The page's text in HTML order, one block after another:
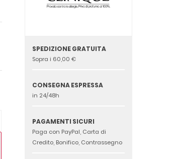
SPEDIZIONE GRATUITA
Sopra i 60,00 €
CONSEGNA ESPRESSA
in 24/48h
PAGAMENTI SICURI
Paga con PayPal, Carta di
Credito, Bonifico, Contrassegno